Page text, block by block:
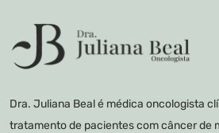
Dra. Juliana Beal é médica oncologista
tratamento de pacientes com câncer de